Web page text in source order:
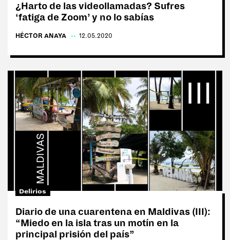
¿Harto de las videollamadas? Sufres
‘fatiga de Zoom’ y no lo sabías
HÉCTOR ANAYA 12.05.2020
Delirios
Diario de una cuarentena en Maldivas (III):
“Miedo en la isla tras un motín en la
principal prisión del país”